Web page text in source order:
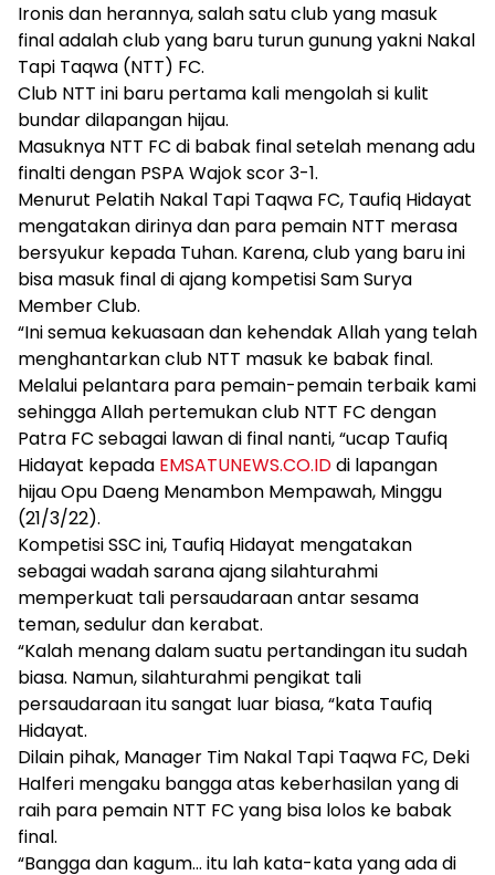
Ironis dan herannya, salah satu club yang masuk
final adalah club yang baru turun gunung yakni Nakal
Tapi Taqwa (NTT) FC.
Club NTT ini baru pertama kali mengolah si kulit
bundar dilapangan hijau.
Masuknya NTT FC di babak final setelah menang adu
finalti dengan PSPA Wajok scor 3-1.
Menurut Pelatih Nakal Tapi Taqwa FC, Taufiq Hidayat
mengatakan dirinya dan para pemain NTT merasa
bersyukur kepada Tuhan. Karena, club yang baru ini
bisa masuk final di ajang kompetisi Sam Surya
Member Club.
“Ini semua kekuasaan dan kehendak Allah yang telah
menghantarkan club NTT masuk ke babak final.
Melalui pelantara para pemain-pemain terbaik kami
sehingga Allah pertemukan club NTT FC dengan
Patra FC sebagai lawan di final nanti, “ucap Taufiq
Hidayat kepada EMSATUNEWS.CO.IDdi lapangan
hijau Opu Daeng Menambon Mempawah, Minggu
(21/3/22).
Kompetisi SSC ini, Taufiq Hidayat mengatakan
sebagai wadah sarana ajang silahturahmi
memperkuat tali persaudaraan antar sesama
teman, sedulur dan kerabat.
“Kalah menang dalam suatu pertandingan itu sudah
biasa. Namun, silahturahmi pengikat tali
persaudaraan itu sangat luar biasa, “kata Taufiq
Hidayat.
Dilain pihak, Manager Tim Nakal Tapi Taqwa FC, Deki
Halferi mengaku bangga atas keberhasilan yang di
raih para pemain NTT FC yang bisa lolos ke babak
final.
“Bangga dan kagum… itu lah kata-kata yang ada di